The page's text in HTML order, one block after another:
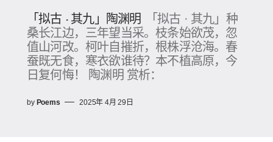
「拟古 · 其九」陶渊明
「拟古 · 其九」种
桑长江边，三年望当采。枝条始欲茂，忽
值山河改。柯叶自摧折，根株浮沧海。春
蚕既无食，寒衣欲谁待？本不植高原，今
日复何悔！ 陶渊明 赏析：
by Poems 2025年 4月 29日